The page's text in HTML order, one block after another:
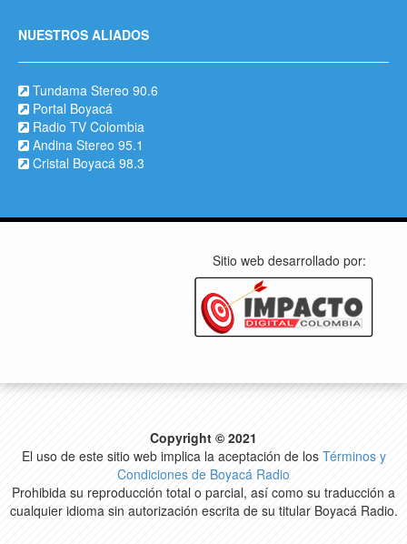
NUESTROS ALIADOS
Tundama Stereo 90.6
Portal Boyacá
Radio TV Colombia
Andina Stereo 95.1
Cristal Boyacá 98.3
Sitio web desarrollado por:
Copyright © 2021
El uso de este sitio web implica la aceptación de los Términos y
Condiciones de Boyacá Radio
Prohibida su reproducción total o parcial, así como su traducción a
cualquier idioma sin autorización escrita de su titular Boyacá Radio.